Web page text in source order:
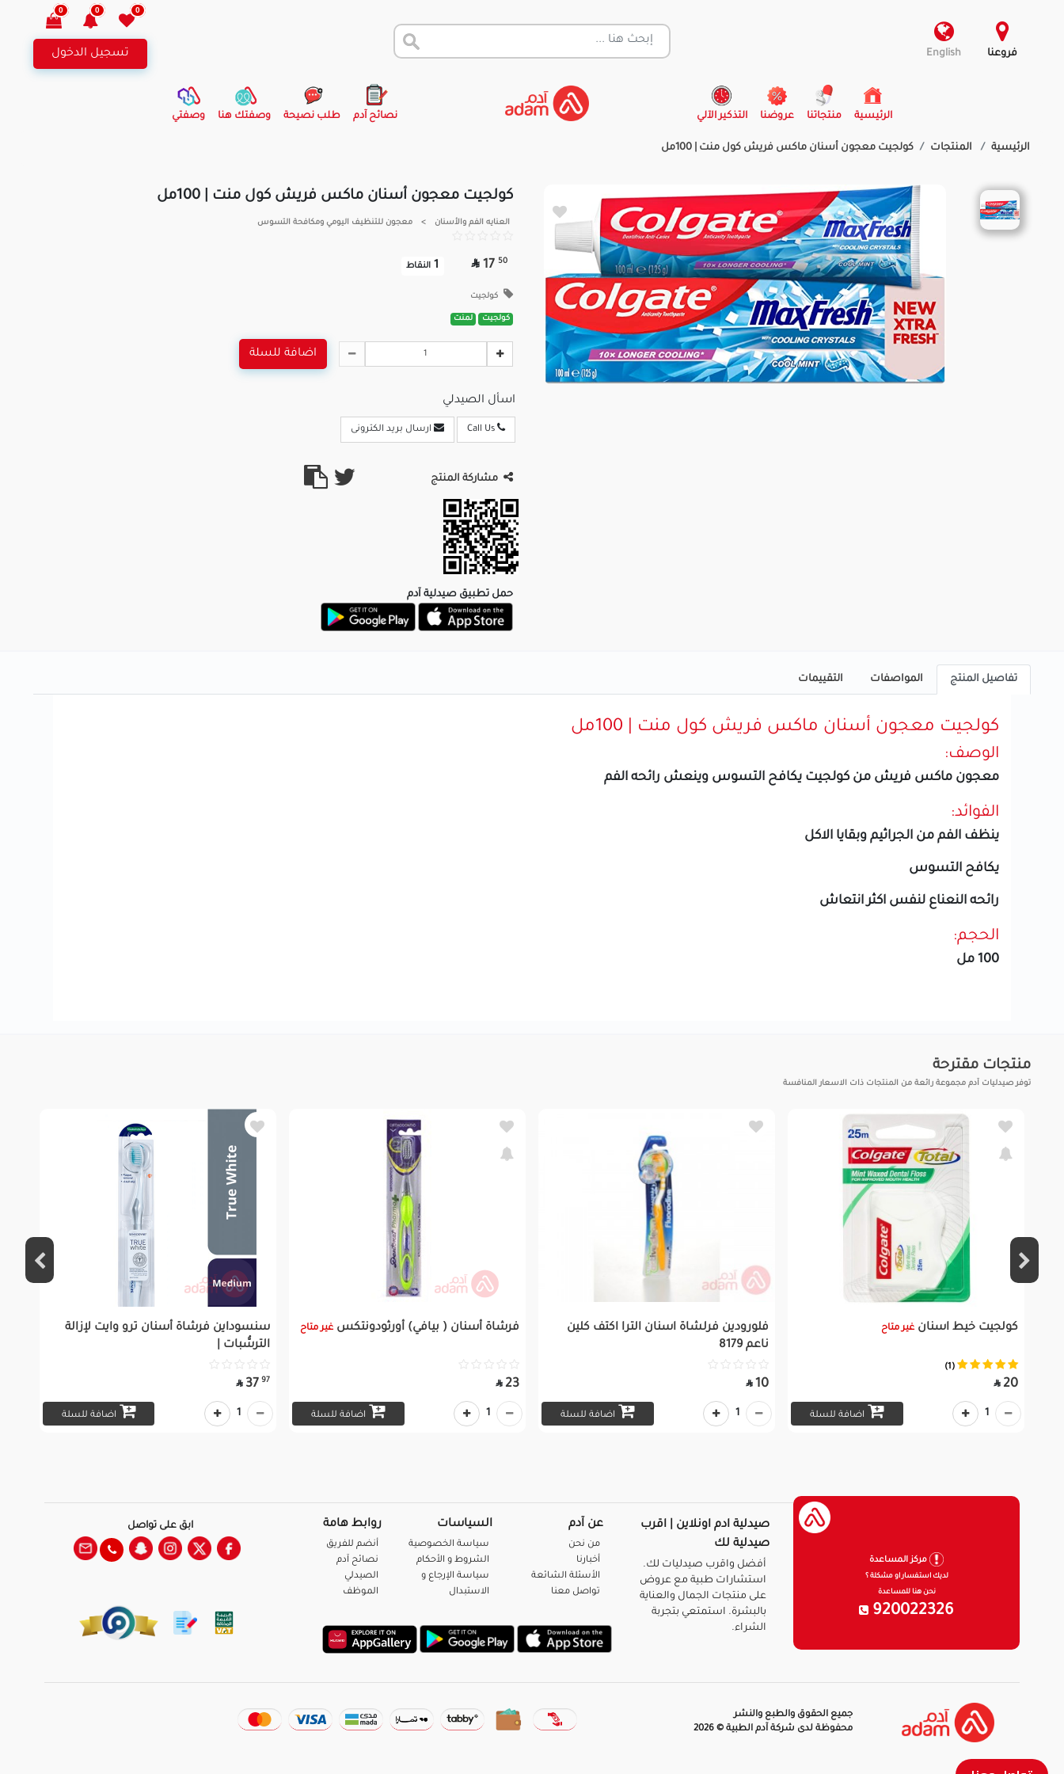
فروعنا English
0
0
0
تسجيل الدخول
الرئيسية
(current) منتجاتنا عروضنا التذكير الآلي نصائح آدم طلب نصيحة وصفتك هنا وصفتي
الرئيسية المنتجات كولجيت معجون أسنان ماكس فريش كول منت | 100مل
كولجيت معجون أسنان ماكس فريش كول منت | 100مل
العنايه الفم والأسنان > معجون للتنظيف اليومي ومكافحة التسوس
50
17

1 النقاط
كولجيت
كولجيت لمنت
اضافة للسلة
اسأل الصيدلي
Call Us ارسال بريد الكترونى
مشاركة المنتج
حمل تطبيق صيدلية آدم
تفاصيل المنتج المواصفات التقييمات
كولجيت معجون أسنان ماكس فريش كول منت | 100مل
الوصف:
معجون ماكس فريش من كولجيت يكافح التسوس وينعش رائحه الفم
الفوائد:
ينظف الفم من الجراثيم وبقايا الاكل
يكافح التسوس
رائحه النعناع لنفس اكثر انتعاش
الحجم:
100 مل
منتجات مقترحة
توفر صيدليات آدم مجموعة رائعة من المنتجات ذات الاسعار المنافسة
كولجيت خيط اسنان غير متاح
(1)
20

اضافة للسلة 1
فلورودين فرلشاة اسنان الترا اكتف كلين
ناعم 8179
10

اضافة للسلة 1
فرشاة أسنان ( بيافي) أورثودونتكس غير متاح
23

اضافة للسلة 1
سنسوداين فرشاة أسنان ترو وايت لإزالة
الترسُّبات |
97
37

اضافة للسلة 1
مركز المساعدة
لديك استفسار او مشكلة ؟
نحن هنا للمساعدة
920022326
صيدلية ادم اونلاين | اقرب
صيدلية لك
أفضل واقرب صيدليات لك.
استشارات طبية مع عروض
على منتجات الجمال والعناية
بالبشرة. استمتعي بتجربة
الشراء.
عن آدم
من نحن
أخبارنا
الأسئلة الشائعة
تواصل معنا
السياسات
سياسة الخصوصية
الشروط و الأحكام
سياسة الإرجاع و
الاستبدال
روابط هامة
أنضم للفريق
نصائح آدم
الصيدلي
الموظف
ابق على تواصل
جميع الحقوق والطبع والنشر
محفوظة لدى شركة آدم الطبية © 2026